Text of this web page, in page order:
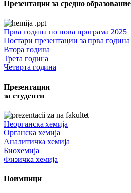
Презентации за средно образование
Прва година по нова програма 2025
Постари презентации за прва година
Втора година
Трета година
Четврта година
Презентации
за студенти
Неорганска хемија
Органска хемија
Аналитичка хемија
Биохемија
Физичка хемија
Поимници